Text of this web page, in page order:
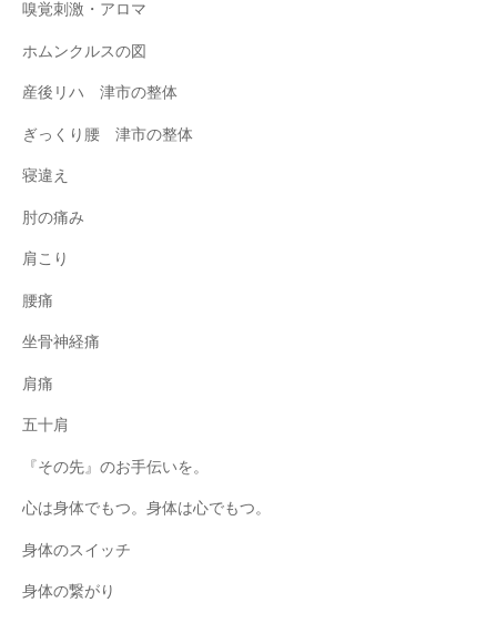
嗅覚刺激・アロマ
ホムンクルスの図
産後リハ 津市の整体
ぎっくり腰 津市の整体
寝違え
肘の痛み
肩こり
腰痛
坐骨神経痛
肩痛
五十肩
『その先』のお手伝いを。
心は身体でもつ。身体は心でもつ。
身体のスイッチ
身体の繋がり